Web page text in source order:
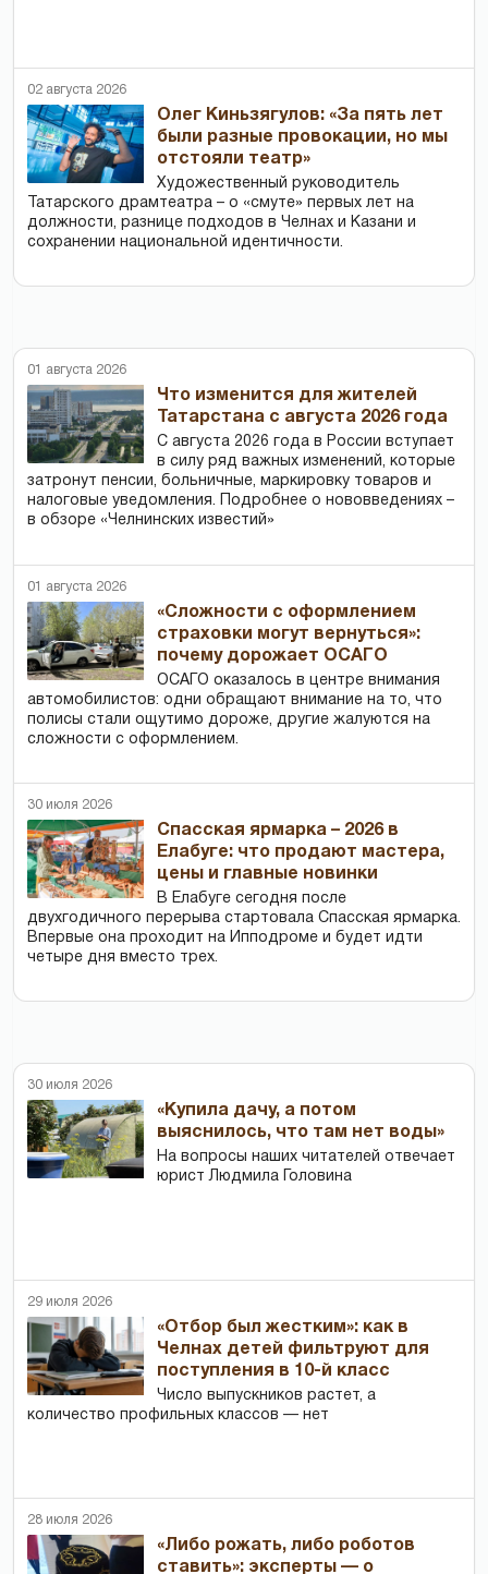
02 августа 2026
Олег Киньзягулов: «За пять лет
были разные провокации, но мы
отстояли театр»
Художественный руководитель
Татарского драмтеатра – о «смуте» первых лет на
должности, разнице подходов в Челнах и Казани и
сохранении национальной идентичности.
01 августа 2026
Что изменится для жителей
Татарстана с августа 2026 года
С августа 2026 года в России вступает
в силу ряд важных изменений, которые
затронут пенсии, больничные, маркировку товаров и
налоговые уведомления. Подробнее о нововведениях –
в обзоре «Челнинских известий»
01 августа 2026
«Сложности с оформлением
страховки могут вернуться»:
почему дорожает ОСАГО
ОСАГО оказалось в центре внимания
автомобилистов: одни обращают внимание на то, что
полисы стали ощутимо дороже, другие жалуются на
сложности с оформлением.
30 июля 2026
Спасская ярмарка – 2026 в
Елабуге: что продают мастера,
цены и главные новинки
В Елабуге сегодня после
двухгодичного перерыва стартовала Спасская ярмарка.
Впервые она проходит на Ипподроме и будет идти
четыре дня вместо трех.
30 июля 2026
«Купила дачу, а потом
выяснилось, что там нет воды»
На вопросы наших читателей отвечает
юрист Людмила Головина
29 июля 2026
«Отбор был жестким»: как в
Челнах детей фильтруют для
поступления в 10-й класс
Число выпускников растет, а
количество профильных классов — нет
28 июля 2026
«Либо рожать, либо роботов
ставить»: эксперты — о